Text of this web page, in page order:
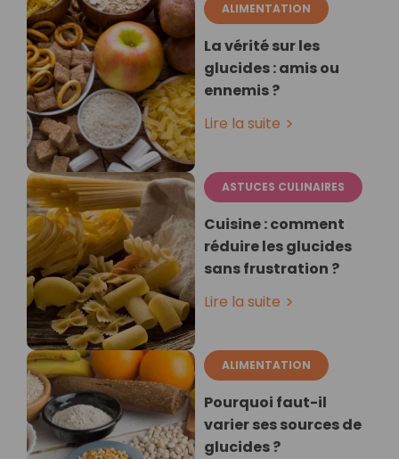
ALIMENTATION
La vérité sur les
glucides : amis ou
ennemis ?
Lire la suite
ASTUCES CULINAIRES
Cuisine : comment
réduire les glucides
sans frustration ?
Lire la suite
ALIMENTATION
Pourquoi faut-il
varier ses sources de
glucides ?